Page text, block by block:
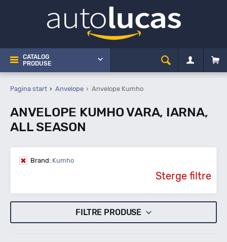
CATALOG
PRODUSE
Pagina start Anvelope Anvelope Kumho
ANVELOPE KUMHO VARA, IARNA,
ALL SEASON
Brand: Kumho
Sterge filtre
FILTRE PRODUSE